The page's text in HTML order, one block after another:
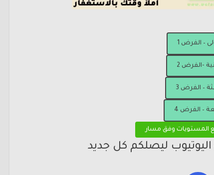
– الفرض 1
-الفرض 2
– الفرض 3
– الفرض 4
المستويات وفق مسار
ليصلكم كل جديد